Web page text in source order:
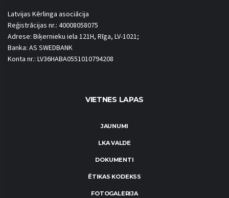
Latvijas Kērlinga asociācija
Reģistrācijas nr.: 40008058075
Adrese: Biķernieku iela 121H, Rīga, LV-1021;
Banka: AS SWEDBANK
Konta nr.: LV36HABA0551010794208
VIETNES LAPAS
JAUNUMI
LKA VALDE
DOKUMENTI
ĒTIKAS KODEKSS
FOTOGALERIJA